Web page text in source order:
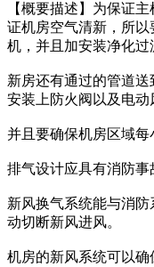
【概要描述】 为保证主
证机房空气清新，所
机，并且加安装净化过
新房还有通过的管道
安装上防火阀以及电动
并且要确保机房区域每
排气设计应具有消防事
新风换气系统能与消
动切断新风进风。
机房的新风系统可以